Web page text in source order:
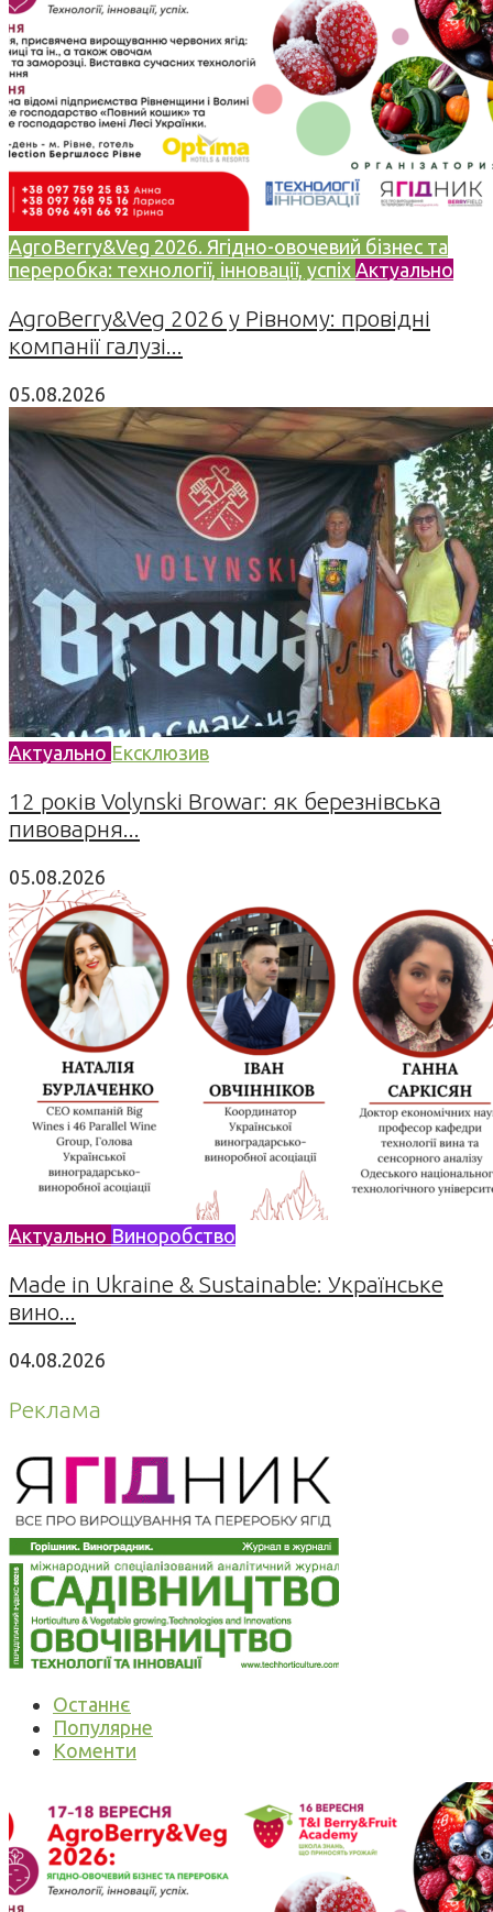
AgroBerry&Veg 2026. Ягідно-овочевий бізнес та
переробка: технології, інновації, успіх Актуально
AgroBerry&Veg 2026 у Рівному: провідні
компанії галузі...
05.08.2026
Актуально Ексклюзив
12 років Volynski Browar: як березнівська
пивоварня...
05.08.2026
Актуально Виноробство
Made in Ukraine & Sustainable: Українське
вино...
04.08.2026
Реклама
Останнє
Популярне
Коменти